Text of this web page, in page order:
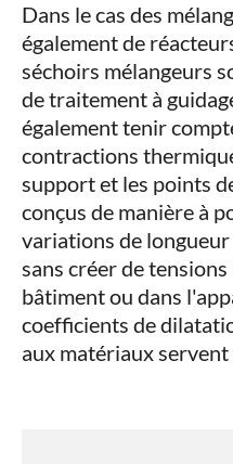
Dans le cas des
également de
séchoirs mélangeurs
de traitement à
également tenir
contractions
support et les points
conçus de manière à
variations de
sans créer de
bâtiment ou dans
coefficients de
aux matériaux servent